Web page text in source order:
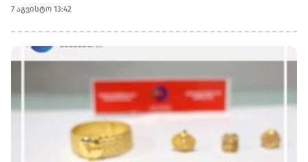
იმის შესახებ, თუ როგორ იქცევა უსაფრთხოების
სტანდარტების დანერგვა ბიზნესის მდგრადი
რეპუტაციის გაძლიერების ინსტრუმენტად.ღონისძიებაზე
როგორიცაა უსაფრთხოების ეკონომიკა და ინვესტიციის
უკუგება (ROI); როგორ გადაიქცეს უსაფრთხოება ბიზნესის
სტრატეგიულ უპირატესობად; თანამშრომელთა
რესურსების მართვა; ლიდერის როლი უსაფრთხოების
კულტურის ჩამოყალიბებაში და ნდობაზე დაფუძნებული
სამუშაო გარემოს შექმნა.მონაწილეებმა ასევე მიიღეს
7 აგვისტო 13:42